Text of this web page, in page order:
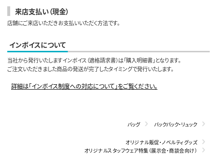
来店支払い（現金）
店舗にご来店いただきお支払いいただく方法です。
インボイスについて
当社から発行いたしますインボイス（適格請求書）は「購入明細書」となります。
ご注文いただきました商品の発送が完了したタイミングで発行いたします。
詳細は「インボイス制度への対応について」をご覧ください。
バッグ バックパック・リュック
オリジナル販促・ノベルティグッズ
オリジナルスタッフウェア特集（展示会・商談会向け）